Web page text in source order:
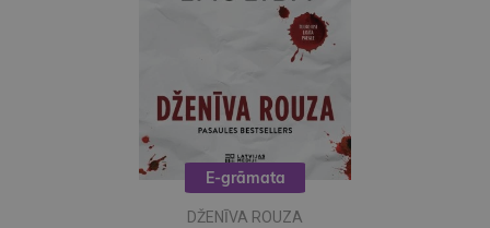
E-grāmata
DŽENĪVA ROUZA